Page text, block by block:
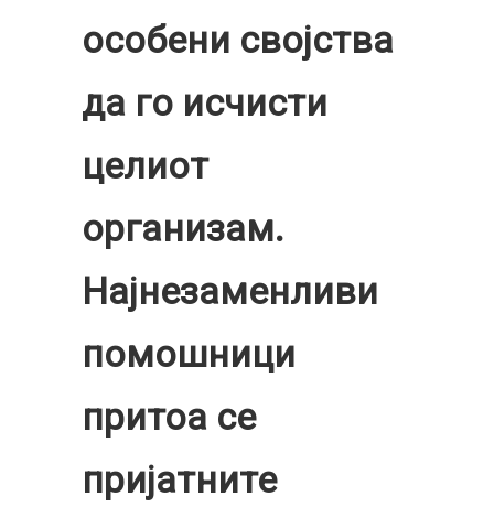
особени својства
да го исчисти
целиот
организам.
Најнезаменливи
помошници
притоа се
пријатните